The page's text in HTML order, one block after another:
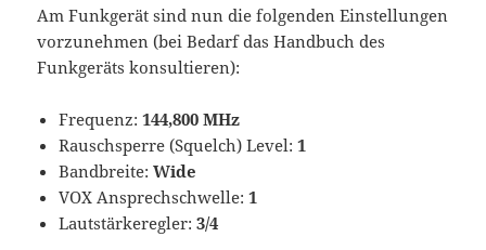
Am Funkgerät sind nun die folgenden Einstellungen
vorzunehmen (bei Bedarf das Handbuch des
Funkgeräts konsultieren):
Frequenz:144,800 MHz
Rauschsperre (Squelch) Level:1
Bandbreite:Wide
VOX Ansprechschwelle:1
Lautstärkeregler:3/4